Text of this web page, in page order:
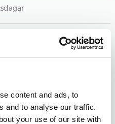
content and ads, to
and to analyse our traffic.
your use of our site with
Antal nystan
- +
-